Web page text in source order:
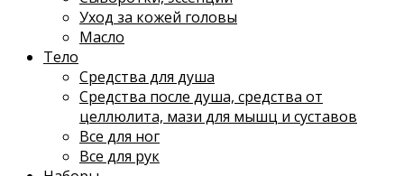
Уход за кожей головы
Масло
Тело
Средства для душа
Средства после душа, средства от
целлюлита, мази для мышц и суставов
Все для ног
Все для рук